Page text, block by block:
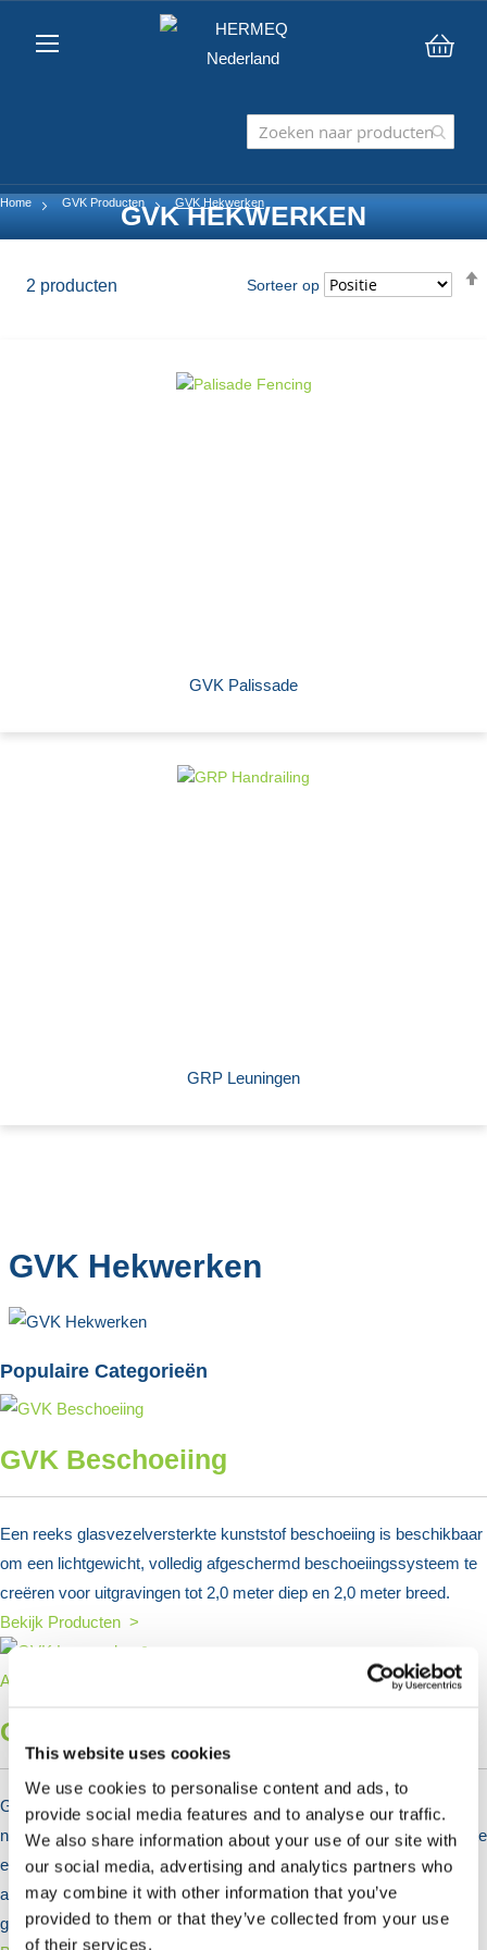
This website uses cookies
We use cookies to personalise content and ads, to
provide social media features and to analyse our traffic.
We also share information about your use of our site with
our social media, advertising and analytics partners who
may combine it with other information that you’ve
provided to them or that they’ve collected from your use
of their services.
Home GVK Producten GVK Hekwerken
GVK HEKWERKEN
2 producten Sorteer op
GVK Palissade
GRP Leuningen
GVK Hekwerken
Populaire Categorieën
GVK Beschoeiing
Een reeks glasvezelversterkte kunststof beschoeiing is beschikbaar
om een lichtgewicht, volledig afgeschermd beschoeiingssysteem te
creëren voor uitgravingen tot 2,0 meter diep en 2,0 meter breed.
Bekijk Producten >
GVK Looppaden & Afdekking
GVK Loopbruggen en GVK Afdekkingen worden gebruikt wanneer
niet-geleidende, corrosiebestendige platen vereist zijn – waar warmte
en elektriciteit aanwezig zijn. We bieden drie verschillende
afwerkingen voor onze GRP-platen – met korrels, ruitprofiel en glad,
geschikt voor al je behoeften.